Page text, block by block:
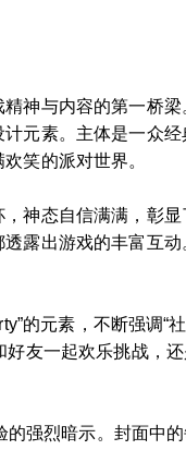
神与内容的第一桥
元素。主体是一众
笑的派对世界。
神态自信满满，彰
露出游戏的丰富互
的元素，不断强调“
友一起欢乐挑战，
强烈暗示。封面中